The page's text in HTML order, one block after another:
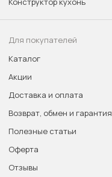
Для покупателей
Каталог
Акции
Доставка и оплата
Возврат, обмен и гарантия
Полезные статьи
Оферта
Отзывы